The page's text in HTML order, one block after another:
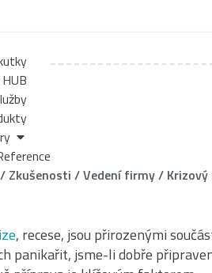
Zkušenosti /Vedení firmy/
, recese, jsou přirozenými
panikařit, jsme-li dobře